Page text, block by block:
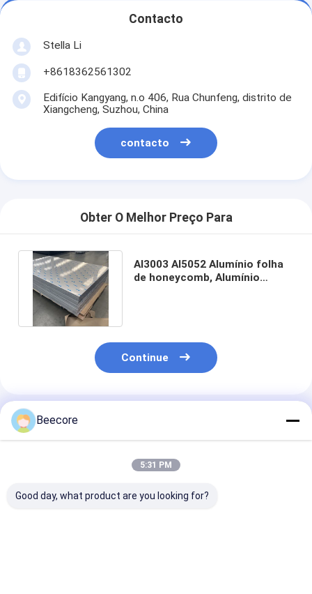
Contacto
Stella Li
+8618362561302
Edifício Kangyang, n.o 406, Rua Chunfeng, distrito de
Xiangcheng, Suzhou, China
contacto
Obter O Melhor Preço Para
Al3003 Al5052 Alumínio folha
de honeycomb, Alumínio
Continue
Produtos Recomendados
Beecore
5:31 PM
Good day, what product are you looking for?